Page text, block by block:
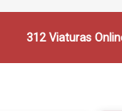
312 Viaturas